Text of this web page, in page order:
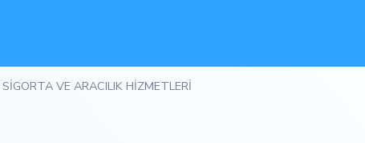
VE ARACILIK HİZMETLERİ